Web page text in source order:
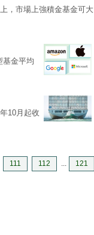
，市場上強積金基金可大
基金平均
10月起收
111 112 ... 121